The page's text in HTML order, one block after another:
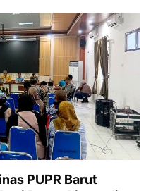
PUPR Barut